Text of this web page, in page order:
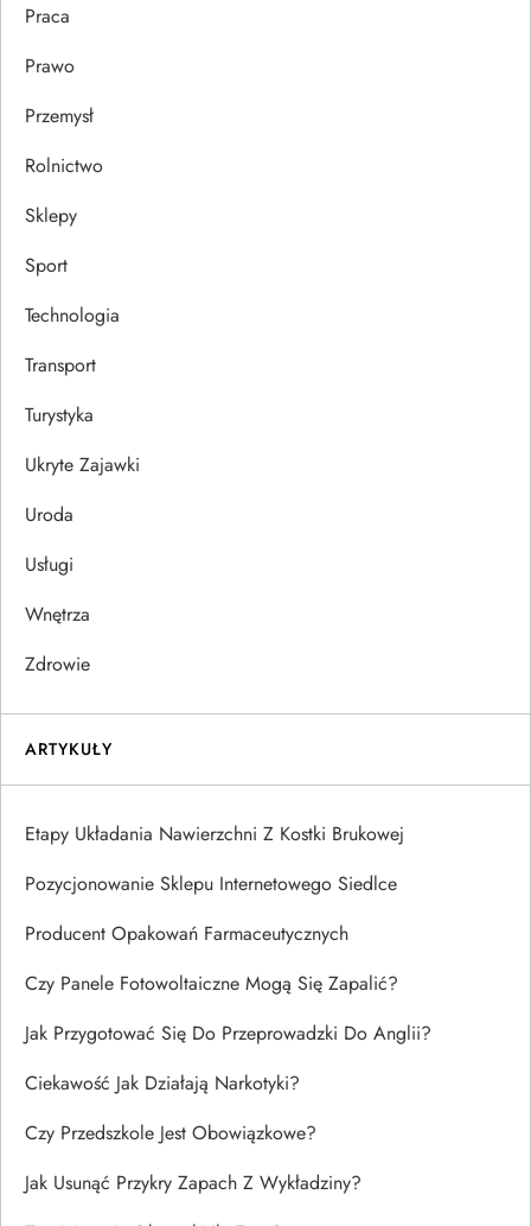
Praca
Prawo
Przemysł
Rolnictwo
Sklepy
Sport
Technologia
Transport
Turystyka
Ukryte Zajawki
Uroda
Usługi
Wnętrza
Zdrowie
ARTYKUŁY
Etapy Układania Nawierzchni Z Kostki Brukowej
Pozycjonowanie Sklepu Internetowego Siedlce
Producent Opakowań Farmaceutycznych
Czy Panele Fotowoltaiczne Mogą Się Zapalić?
Jak Przygotować Się Do Przeprowadzki Do Anglii?
Ciekawość Jak Działają Narkotyki?
Czy Przedszkole Jest Obowiązkowe?
Jak Usunąć Przykry Zapach Z Wykładziny?